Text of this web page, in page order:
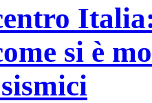
si è